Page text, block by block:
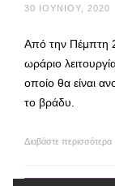
30 ΙΟΥΝΊΟΥ, 2020
Από την Πέμπτη 2
ωράριο
οποίο θα είναι
το βράδυ.
Διαβάστε περισσότερα